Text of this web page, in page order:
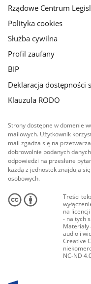
Rządowe Centrum
Polityka cookies
Służba cywilna
Profil zaufany
BIP
Deklaracja dostępności
Klauzula RODO
Strony dostępne w domenie
mailowych. Użytkownik
mail zgadza się na
dobrowolnie podanych
odpowiedzi na przesłane
każdą z jednostek znajdują
osobowych.
Treści
na
- na tych
audio i
Creative
NC-ND